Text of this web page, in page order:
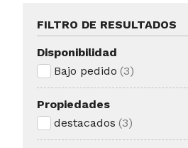
FILTRO DE RESULTADOS
Disponibilidad
Bajo pedido (3)
Propiedades
destacados (3)